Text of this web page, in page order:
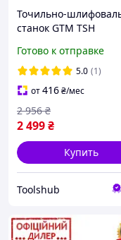
Точильно-
станок GTM TSH
об/мин) Точило
Готово к отправке
5.0 (1)
от416₴/мес
2 499₴
2 956 ₴
Купить
Toolshub